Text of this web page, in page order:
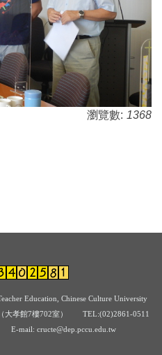
瀏覽數: 1368
Education, Chinese Culture University
（大孝館7樓702室） TEL:(02)2861-0511
mail: cructe@dep.pccu.edu.tw